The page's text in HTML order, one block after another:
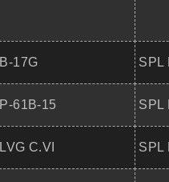
B-17G SPL
P-61B-15 SPL
LVG C.VI SPL